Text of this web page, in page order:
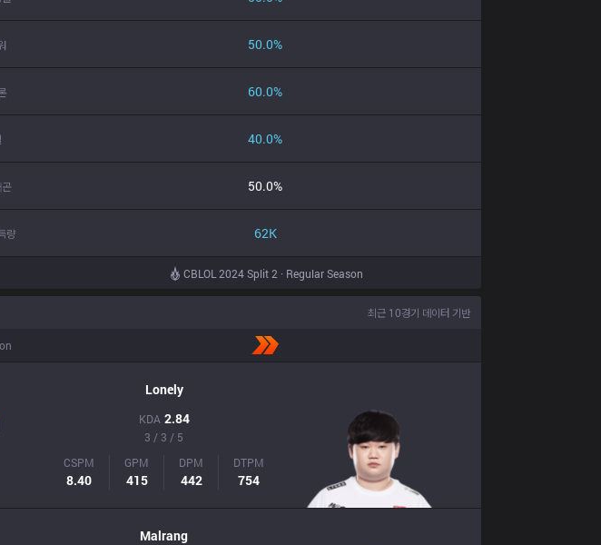
50.0%
60.0%
40.0%
50.0%
량 62K
CBLOL 2024 Split 2 · Regular Season
최근 10경기 데이터 기반
Lonely
KDA 2.84
3 / 3 / 5
CSPM
8.40
GPM
415
DPM
442
DTPM
754
Malrang